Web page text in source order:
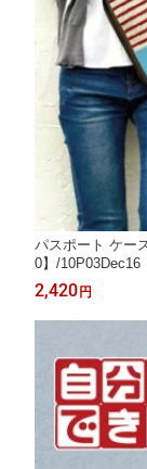
パスポート ケー
0】/10P03Dec16
2,420 円